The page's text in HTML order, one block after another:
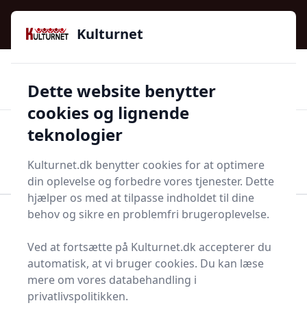
Kulturnet - Alt Det Gode I Livet | Din Kulturguide Siden
2016
97 kategorier 👍Kun godkendte butikker
Start søgning
Husholdning Mad og drikke
Bedste persiller - 20
anbefalinger
Kulturnet
Dette website benytter
cookies og lignende
teknologier
Kulturnet.dk benytter cookies for at optimere
din oplevelse og forbedre vores tjenester. Dette
hjælper os med at tilpasse indholdet til dine
behov og sikre en problemfri brugeroplevelse.
Ved at fortsætte på Kulturnet.dk accepterer du
automatisk, at vi bruger cookies. Du kan læse
mere om vores databehandling i
privatlivspolitikken.